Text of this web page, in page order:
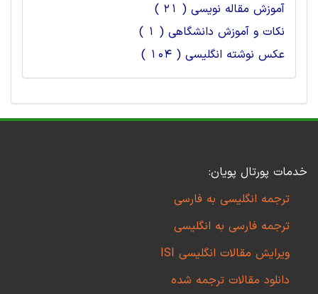
آموزش مقاله نویسی ( 21 )
نکات و آموزش دانشگاهی ( 1 )
عکس نوشته انگلیسی ( 104 )
خدمات پورتال پویان:
ترجمه انگلیسی به فارسی
ترجمه فارسی به انگلیسی
ویرایش مقالات انگلیسی ISI
دانلود مقالات ترجمه شده